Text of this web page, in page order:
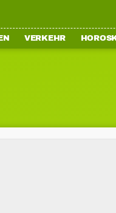
VERKEHR